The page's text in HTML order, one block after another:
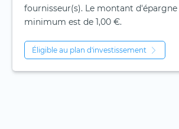
fournisseur(s). Le montant d'épargne
minimum est de 1,00 €.
Éligible au plan d'investissement